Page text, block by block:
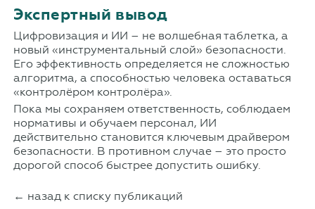
Экспертный вывод
Цифровизация и ИИ – не волшебная таблетка, а
новый «инструментальный слой» безопасности.
Его эффективность определяется не сложностью
алгоритма, а способностью человека оставаться
«контролёром контролёра».
Пока мы сохраняем ответственность, соблюдаем
нормативы и обучаем персонал, ИИ
действительно становится ключевым драйвером
безопасности. В противном случае – это просто
дорогой способ быстрее допустить ошибку.
← назад к списку публикаций